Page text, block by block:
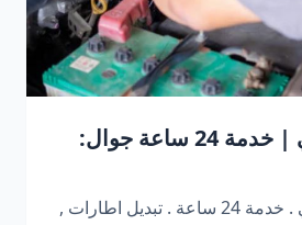
كراج متنقل دبي | خدمة 24 ساعة جوال:
كراج متنقل ابو ظبي . خدمة 24 ساعة . تبديل اطارات ,